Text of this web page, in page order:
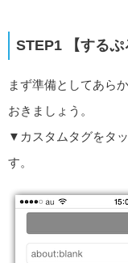
STEP1 【する
まず準備としてあら
おきましょう。
▼カスタムタグをタ
す。